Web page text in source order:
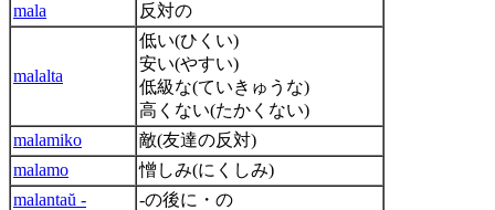
mala
反対の
malalta
低い(ひくい)
安い(やすい)
低級な(ていきゅうな)
高くない(たかくない)
malamiko
敵(友達の反対)
malamo
憎しみ(にくしみ)
malantaŭ -
-の後に・の